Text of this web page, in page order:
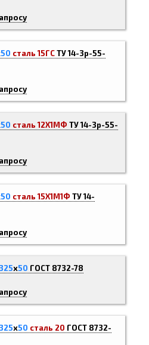
50 сталь 15ГСТУ 14-3р-55-
50 сталь 12Х1МФ ТУ 14-3р-55-
50 сталь 15Х1М1Ф ТУ 14-
325х50 ГОСТ 8732-78
325х50 сталь 20 ГОСТ 8732-